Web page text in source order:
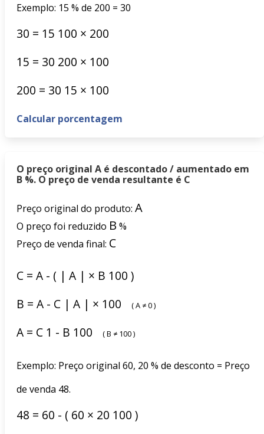
Exemplo: 15 % de 200 = 30
30 = 15 100 × 200
15 = 30 200 × 100
200 = 30 15 × 100
Calcular porcentagem
O preço original A é descontado / aumentado em
B %. O preço de venda resultante é C
Preço original do produto: A
O preço foi reduzido B %
Preço de venda final: C
C = A - ( | A | × B 100 )
B = A - C | A | × 100 (A ≠0)
A = C 1 - B 100 (B ≠ 100)
Exemplo: Preço original 60, 20 % de desconto = Preço
de venda 48.
48 = 60 - ( 60 × 20 100 )